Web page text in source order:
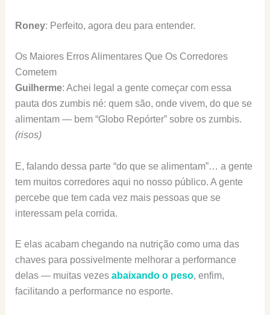
Roney: Perfeito, agora deu para entender.
Os Maiores Erros Alimentares Que Os Corredores
Cometem
Guilherme: Achei legal a gente começar com essa
pauta dos zumbis né: quem são, onde vivem, do que se
alimentam — bem “Globo Repórter” sobre os zumbis.
(risos)
E, falando dessa parte “do que se alimentam”… a gente
tem muitos corredores aqui no nosso público. A gente
percebe que tem cada vez mais pessoas que se
interessam pela corrida.
E elas acabam chegando na nutrição como uma das
chaves para possivelmente melhorar a performance
delas — muitas vezes abaixando o peso, enfim,
facilitando a performance no esporte.